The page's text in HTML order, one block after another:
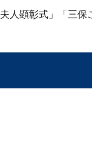
人顕彰式」「三保